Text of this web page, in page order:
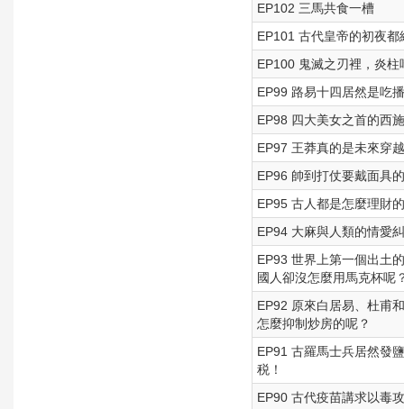
EP102 三馬共食一槽
EP101 古代皇帝的初夜都
EP100 鬼滅之刃裡，炎
EP99 路易十四居然是吃
EP98 四大美女之首的西
EP97 王莽真的是未來穿
EP96 帥到打仗要戴面具
EP95 古人都是怎麼理財
EP94 大麻與人類的情愛
EP93 世界上第一個出土
國人卻沒怎麼用馬克杯呢
EP92 原來白居易、杜甫
怎麼抑制炒房的呢？
EP91 古羅馬士兵居然發
税！
EP90 古代疫苗講求以毒